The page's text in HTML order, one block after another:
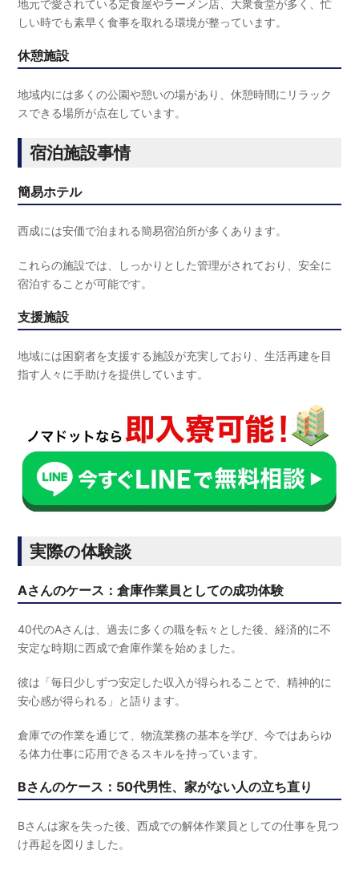
地元で愛されている定食屋やラーメン店、大衆食堂が多く、忙
しい時でも素早く食事を取れる環境が整っています。
休憩施設
地域内には多くの公園や憩いの場があり、休憩時間にリラック
スできる場所が点在しています。
宿泊施設事情
簡易ホテル
西成には安価で泊まれる簡易宿泊所が多くあります。
これらの施設では、しっかりとした管理がされており、安全に
宿泊することが可能です。
支援施設
地域には困窮者を支援する施設が充実しており、生活再建を目
指す人々に手助けを提供しています。
実際の体験談
Aさんのケース：倉庫作業員としての成功体験
40代のAさんは、過去に多くの職を転々とした後、経済的に不
安定な時期に西成で倉庫作業を始めました。
彼は「毎日少しずつ安定した収入が得られることで、精神的に
安心感が得られる」と語ります。
倉庫での作業を通じて、物流業務の基本を学び、今ではあらゆ
る体力仕事に応用できるスキルを持っています。
Bさんのケース：50代男性、家がない人の立ち直り
Bさんは家を失った後、西成での解体作業員としての仕事を見つ
け再起を図りました。